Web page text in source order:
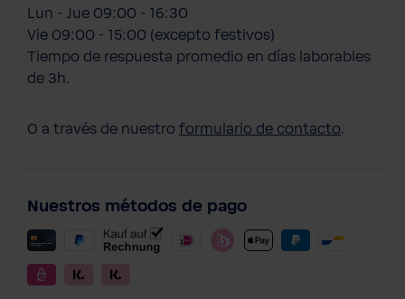
Lun - Jue 09:00 - 16:30
Vie 09:00 - 15:00 (excepto festivos)
Tiempo de respuesta promedio en días laborables
de 3h.
O a través de nuestro formulario de contacto.
Nuestros métodos de pago